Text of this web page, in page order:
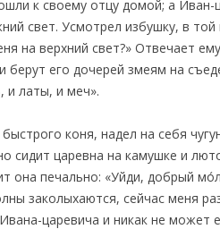
к своему отцу домой; а
свет. Усмотрел избушку, в той
на верхний свет?» Отвечает
берут его дочерей змеям на
и латы, и меч».
коня, надел на себя
сидит царевна на камушке и
она печально: «Уйди, добрый
заколыхаются, сейчас меня
царевича и никак не может